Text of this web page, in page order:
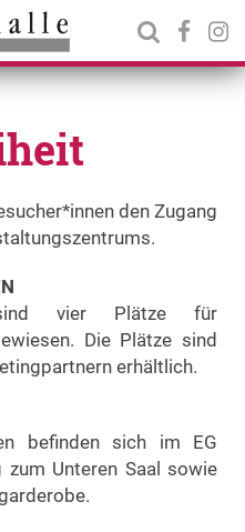
den Zugang
vier Plätze für
Die Plätze sind
erhältlich.
befinden sich im EG
Unteren Saal sowie